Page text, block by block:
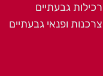
רכילות גבעתיים
צרכנות ופנאי גבעתיים